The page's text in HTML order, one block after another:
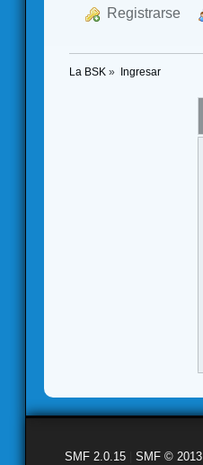
Registrarse
La BSK » Ingresar
SMF 2.0.15 SMF © 2013